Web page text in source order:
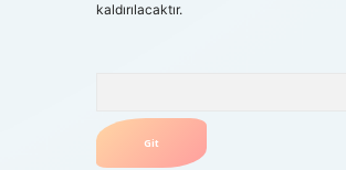
kaldırılacaktır.